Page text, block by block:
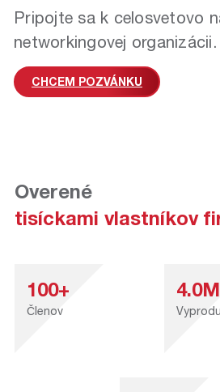
Pripojte sa k celosvetovo
networkingovej organizácii.
CHCEM POZVÁNKU
Overené
tisíckami vlastníkov
100+
Členov